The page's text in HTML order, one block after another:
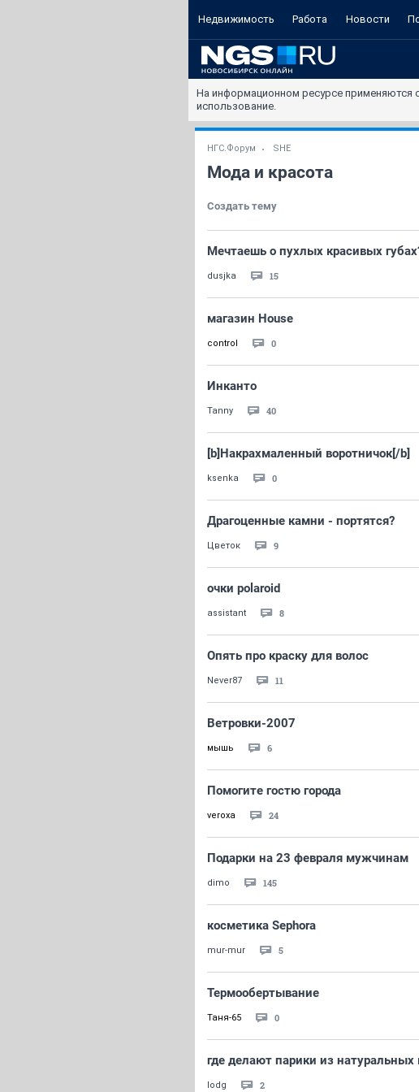
Недвижимость Работа Новости
На информационном ресурсе применяются
использование.
НГС.Форум SHE
Мода и красота
Создать тему
Мечтаешь о пухлых красивых
dusjka 15
магазин House
control 0
Инканто
Tanny 40
[b]Накрахмаленный воротничок[/b]
ksenka 0
Драгоценные камни - портятся?
Цветок 9
очки polaroid
assistant 8
Опять про краску для волос
Never87 11
Ветровки-2007
мышь 6
Помогите гостю города
veroxa 24
Подарки на 23 февраля мужчинам
dimo 145
косметика Sephora
mur-mur 5
Термообертывание
Таня-65 0
где делают парики из натуральных
lodg 2